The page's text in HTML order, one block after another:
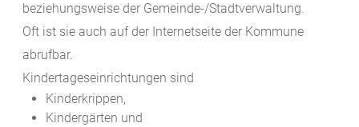
beziehungsweise der Gemeinde-/Stadtverwaltung.
Oft ist sie auch auf der Internetseite der Kommune
abrufbar.
Kindertageseinrichtungen sind
Kinderkrippen,
Kindergärten und